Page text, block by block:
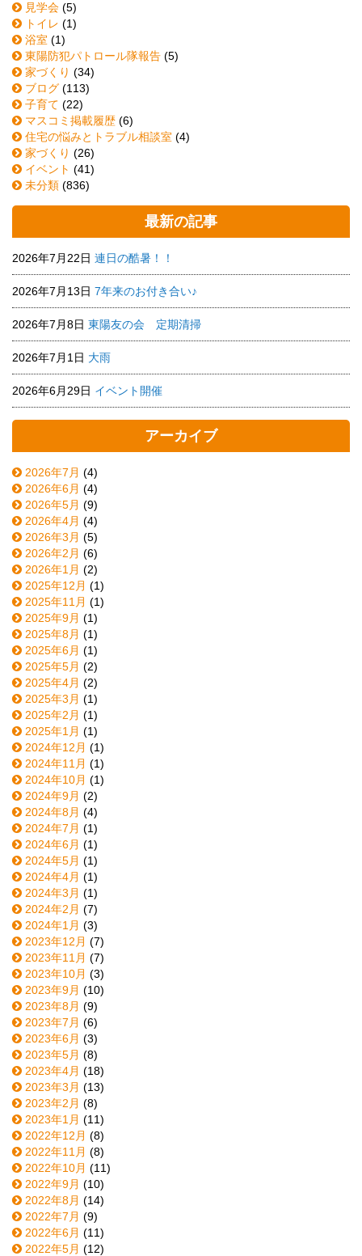
見学会 (5)
トイレ (1)
浴室 (1)
東陽防犯パトロール隊報告 (5)
家づくり (34)
ブログ (113)
子育て (22)
マスコミ掲載履歴 (6)
住宅の悩みとトラブル相談室 (4)
家づくり (26)
イベント (41)
未分類 (836)
最新の記事
2026年7月22日 連日の酷暑！！
2026年7月13日 7年来のお付き合い♪
2026年7月8日 東陽友の会 定期清掃
2026年7月1日 大雨
2026年6月29日 イベント開催
アーカイブ
2026年7月 (4)
2026年6月 (4)
2026年5月 (9)
2026年4月 (4)
2026年3月 (5)
2026年2月 (6)
2026年1月 (2)
2025年12月 (1)
2025年11月 (1)
2025年9月 (1)
2025年8月 (1)
2025年6月 (1)
2025年5月 (2)
2025年4月 (2)
2025年3月 (1)
2025年2月 (1)
2025年1月 (1)
2024年12月 (1)
2024年11月 (1)
2024年10月 (1)
2024年9月 (2)
2024年8月 (4)
2024年7月 (1)
2024年6月 (1)
2024年5月 (1)
2024年4月 (1)
2024年3月 (1)
2024年2月 (7)
2024年1月 (3)
2023年12月 (7)
2023年11月 (7)
2023年10月 (3)
2023年9月 (10)
2023年8月 (9)
2023年7月 (6)
2023年6月 (3)
2023年5月 (8)
2023年4月 (18)
2023年3月 (13)
2023年2月 (8)
2023年1月 (11)
2022年12月 (8)
2022年11月 (8)
2022年10月 (11)
2022年9月 (10)
2022年8月 (14)
2022年7月 (9)
2022年6月 (11)
2022年5月 (12)